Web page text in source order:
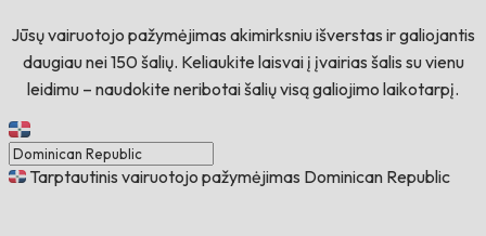
Jūsų vairuotojo pažymėjimas akimirksniu išverstas ir galiojantis
daugiau nei 150 šalių. Keliaukite laisvai į įvairias šalis su vienu
leidimu – naudokite neribotai šalių visą galiojimo laikotarpį.
Tarptautinis vairuotojo pažymėjimas Dominican Republic